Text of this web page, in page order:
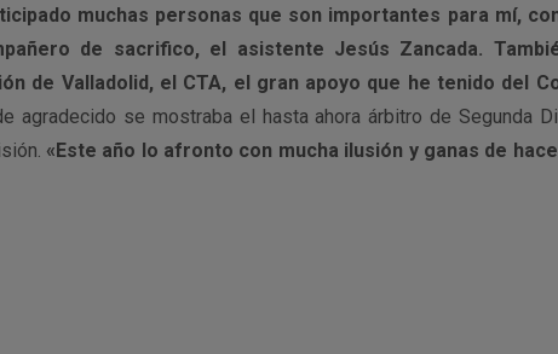
muchas personas que son importantes para mí,
de sacrifico, el asistente Jesús Zancada.
de Valladolid, el CTA, el gran apoyo que he tenido del
agradecido se mostraba el hasta ahora árbitro de Segunda
«Este año lo afronto con mucha ilusión y ganas de